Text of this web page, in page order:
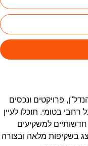
פרויקטים ונכסים
בטומי. תוכלו לעיין
למשקיעים
בשקיפות מלאה ובצורה